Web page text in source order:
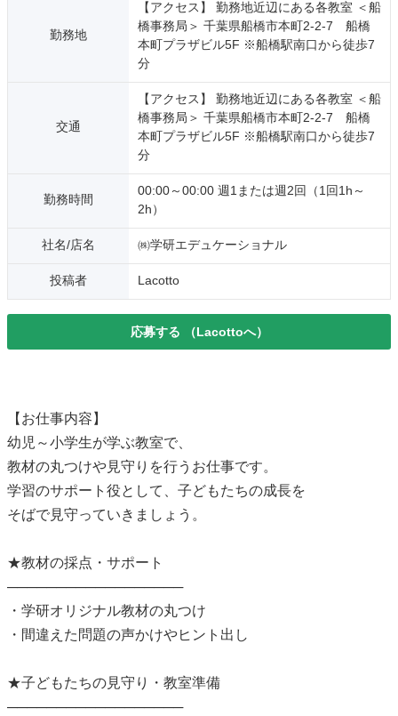
勤務地
【アクセス】 勤務地近辺にある各教室 ＜船
橋事務局＞ 千葉県船橋市本町2-2-7 船橋
本町プラザビル5F ※船橋駅南口から徒歩7
分
交通
【アクセス】 勤務地近辺にある各教室 ＜船
橋事務局＞ 千葉県船橋市本町2-2-7 船橋
本町プラザビル5F ※船橋駅南口から徒歩7
分
勤務時間
00:00～00:00 週1または週2回（1回1h～
2h）
社名/店名 ㈱学研エデュケーショナル
投稿者 Lacotto
応募する （Lacottoへ）
【お仕事内容】
幼児～小学生が学ぶ教室で、
教材の丸つけや見守りを行うお仕事です。
学習のサポート役として、子どもたちの成長を
そばで見守っていきましょう。
★教材の採点・サポート
──────────────────
・学研オリジナル教材の丸つけ
・間違えた問題の声かけやヒント出し
★子どもたちの見守り・教室準備
──────────────────